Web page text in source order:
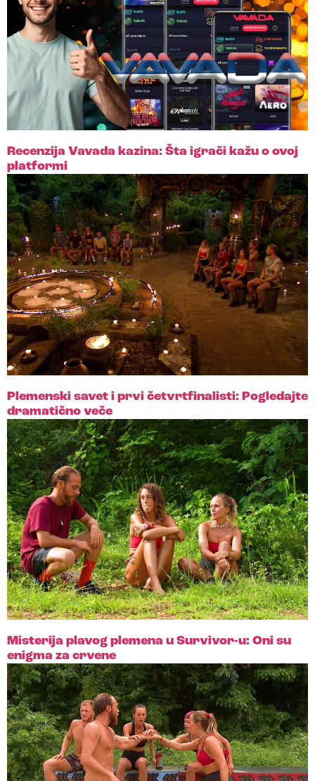
Recenzija Vavada kazina: Šta igrači kažu o ovoj
platformi
Plemenski savet i prvi četvrtfinalisti: Pogledajte
dramatično veče
Misterija plavog plemena u Survivor-u: Oni su
enigma za crvene